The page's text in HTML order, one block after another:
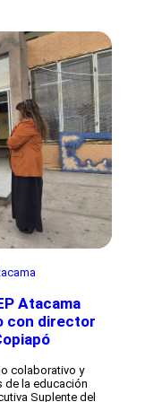
Atacama
con director
colaborativo y
de la educación
Suplente del